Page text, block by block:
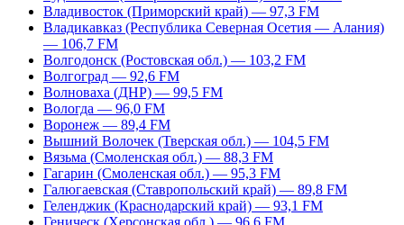
Владивосток (Приморский край) — 97,3 FM
Владикавказ (Республика Северная Осетия — Алания)
— 106,7 FM
Волгодонск (Ростовская обл.) — 103,2 FM
Волгоград — 92,6 FM
Волноваха (ДНР) — 99,5 FM
Вологда — 96,0 FM
Воронеж — 89,4 FM
Вышний Волочек (Тверская обл.) — 104,5 FM
Вязьма (Смоленская обл.) — 88,3 FM
Гагарин (Смоленская обл.) — 95,3 FM
Галюгаевская (Ставропольский край) — 89,8 FM
Геленджик (Краснодарский край) — 93,1 FM
Геническ (Херсонская обл.) — 96,6 FM